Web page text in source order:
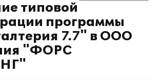
типовой
программы
7.7" в ООО
"ФОРС